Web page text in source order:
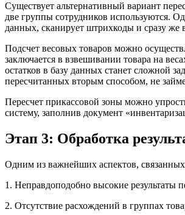
Существует альтернативный вариант
две группы сотрудников используются.
данных, сканирует штрихкоды и сразу же
Подсчет весовых товаров можно
заключается в взвешивании товара на
остатков в базу данных станет сложной
пересчитанных вторым способом, не
Пересчет прикассовой зоны можно
систему, заполнив документ
Этап 3: Обработка
Одним из важнейших аспектов,
1. Неправдоподобно высокие результаты
2. Отсутствие расхождений в группах